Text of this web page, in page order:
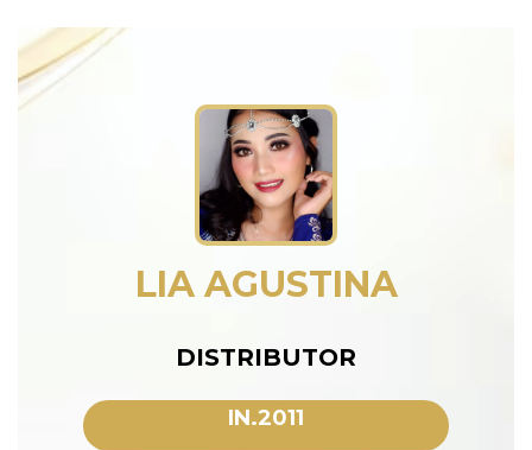
LIA AGUSTINA
DISTRIBUTOR
IN.2011